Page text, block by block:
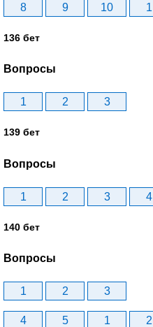
8
9 10 1
136 бет
Вопросы
1 2 3
139 бет
Вопросы
1 2 3 4
140 бет
Вопросы
1 2 3
4 5 1 2